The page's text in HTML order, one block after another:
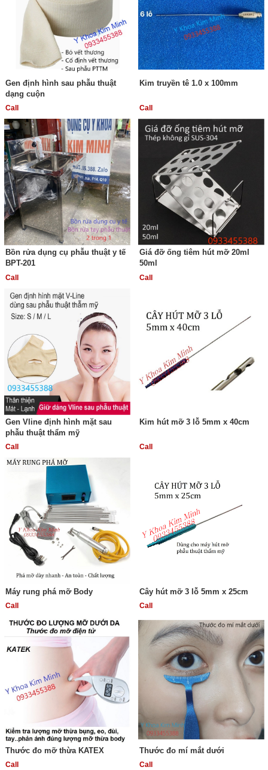
Gen định hình sau phẫu thuật
dạng cuộn
Call
Kim truyền tê 1.0 x 100mm
Call
Bồn rửa dụng cụ phẫu thuật y tế
BPT-201
Call
Giá đỡ ống tiêm hút mỡ 20ml
50ml
Call
Gen Vline định hình mặt sau
phẫu thuật thẩm mỹ
Call
Kim hút mỡ 3 lỗ 5mm x 40cm
Call
Máy rung phá mỡ Body
Call
Cây hút mỡ 3 lỗ 5mm x 25cm
Call
Thước đo mỡ thừa KATEX
Call
Thước đo mí mắt dưới
Call